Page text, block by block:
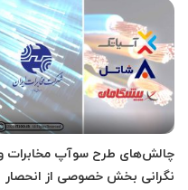
چالش‌های طرح سوآپ مخابرات
نگرانی بخش خصوصی از انحصار